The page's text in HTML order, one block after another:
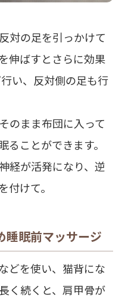
対の足を引っかけて
伸ばすとさらに効果
い、反対側の足も行
のまま布団に入って
ることができます。
経が活発になり、逆
付けて。
睡眠前マッサージ
どを使い、猫背にな
く続くと、肩甲骨が